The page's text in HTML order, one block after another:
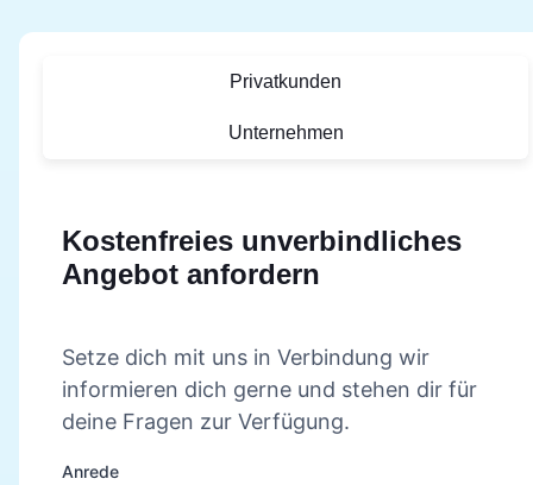
Privatkunden
Unternehmen
Kostenfreies unverbindliches
Angebot anfordern
Setze dich mit uns in Verbindung wir
informieren dich gerne und stehen dir für
deine Fragen zur Verfügung.
Anrede